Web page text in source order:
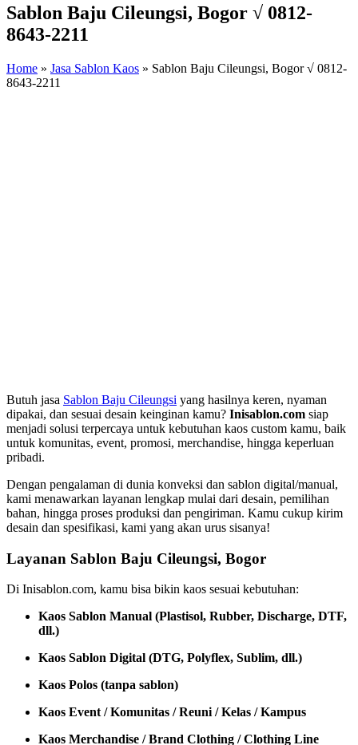
Sablon Baju Cileungsi, Bogor √ 0812-
8643-2211
Home » Jasa Sablon Kaos » Sablon Baju Cileungsi, Bogor √ 0812-
8643-2211
Butuh jasa Sablon Baju Cileungsi yang hasilnya keren, nyaman
dipakai, dan sesuai desain keinginan kamu? Inisablon.com siap
menjadi solusi terpercaya untuk kebutuhan kaos custom kamu, baik
untuk komunitas, event, promosi, merchandise, hingga keperluan
pribadi.
Dengan pengalaman di dunia konveksi dan sablon digital/manual,
kami menawarkan layanan lengkap mulai dari desain, pemilihan
bahan, hingga proses produksi dan pengiriman. Kamu cukup kirim
desain dan spesifikasi, kami yang akan urus sisanya!
Layanan Sablon Baju Cileungsi, Bogor
Di Inisablon.com, kamu bisa bikin kaos sesuai kebutuhan:
Kaos Sablon Manual (Plastisol, Rubber, Discharge, DTF,
dll.)
Kaos Sablon Digital (DTG, Polyflex, Sublim, dll.)
Kaos Polos (tanpa sablon)
Kaos Event / Komunitas / Reuni / Kelas / Kampus
Kaos Merchandise / Brand Clothing / Clothing Line